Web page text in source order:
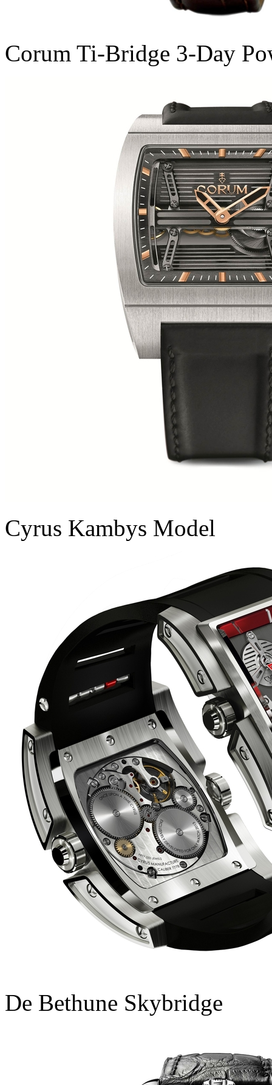
Corum Ti-Bridge 3-Day
Cyrus Kambys Model
De Bethune Skybridge